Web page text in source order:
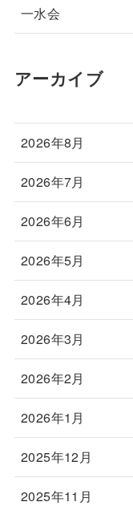
一水会
アーカイブ
2026年8月
2026年7月
2026年6月
2026年5月
2026年4月
2026年3月
2026年2月
2026年1月
2025年12月
2025年11月